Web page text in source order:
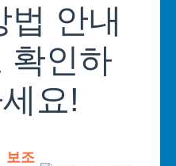
법 안내
확인하
요!
보조